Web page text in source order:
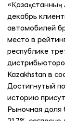
«Қазақстанның
декабрь
автомобилей
место в
республике
Kazakhstan в
Достигнутый
историю
Рыночная доля